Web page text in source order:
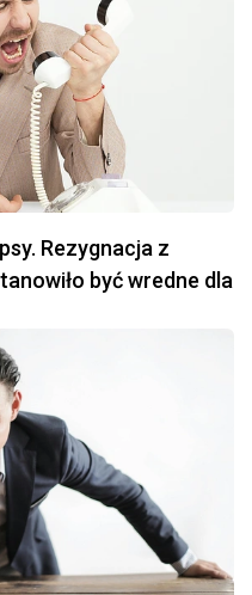
Rezygnacja z
być wredne dla